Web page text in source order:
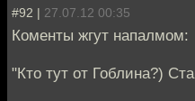
#92 | 27.07.12 00:35
Коменты жгут напалмом:
"Кто тут от Гоблина?)